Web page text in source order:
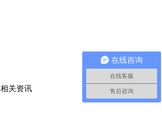
相关资讯
在线咨询
在线客服
售后咨询